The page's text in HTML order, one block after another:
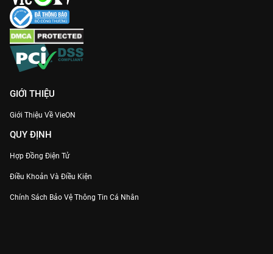
GIỚI THIỆU
Giới Thiệu Về VieON
QUY ĐỊNH
Hợp Đồng Điện Tử
Điều Khoản Và Điều Kiện
Chính Sách Bảo Vệ Thông Tin Cá Nhân